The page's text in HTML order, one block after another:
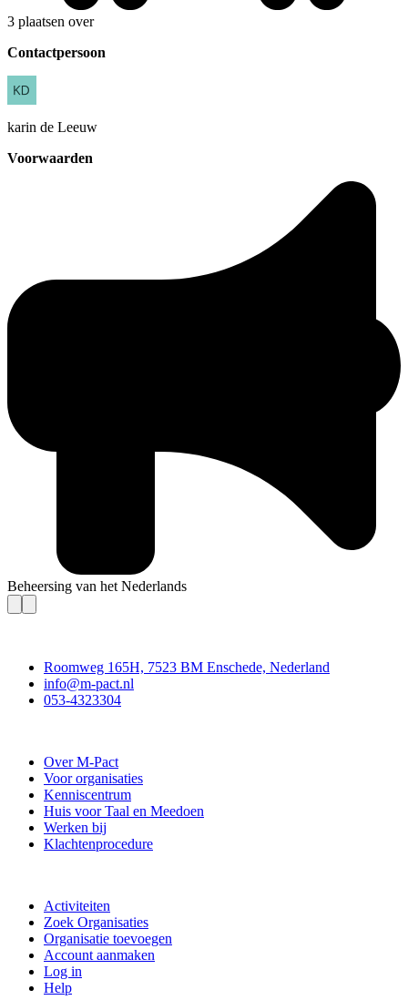
3 plaatsen over
Contactpersoon
karin de Leeuw
Voorwaarden
Beheersing van het Nederlands
Roomweg 165H, 7523 BM Enschede, Nederland
info@m-pact.nl
053-4323304
Over M-Pact
Voor organisaties
Kenniscentrum
Huis voor Taal en Meedoen
Werken bij
Klachtenprocedure
Activiteiten
Zoek Organisaties
Organisatie toevoegen
Account aanmaken
Log in
Help